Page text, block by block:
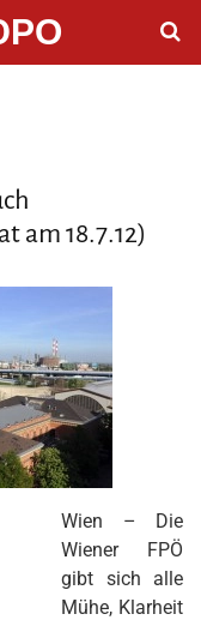
am 18.7.12)
Wien – Die
Wiener FPÖ
gibt sich alle
Mühe, Klarheit